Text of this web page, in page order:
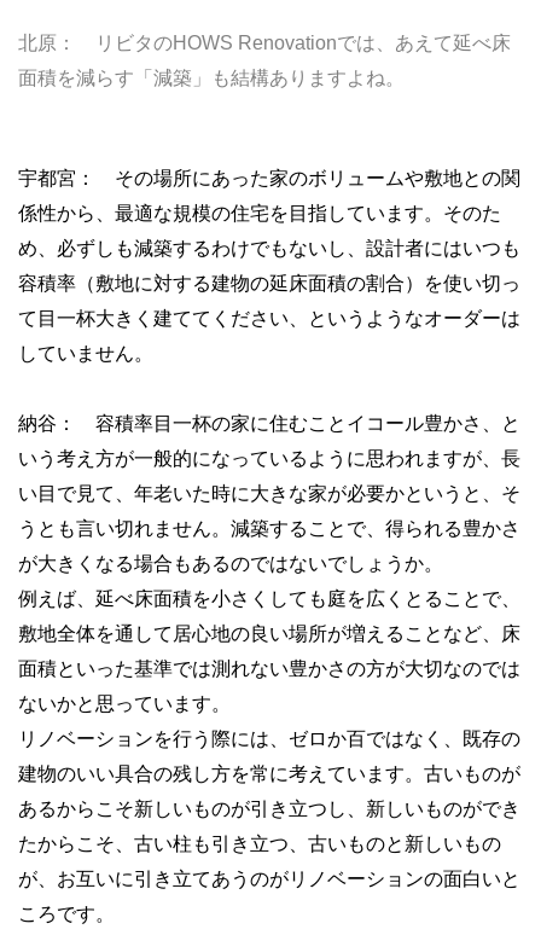
北原： リビタのHOWS Renovationでは、あえて延べ床
面積を減らす「減築」も結構ありますよね。
宇都宮： その場所にあった家のボリュームや敷地との関
係性から、最適な規模の住宅を目指しています。そのた
め、必ずしも減築するわけでもないし、設計者にはいつも
容積率（敷地に対する建物の延床面積の割合）を使い切っ
て目一杯大きく建ててください、というようなオーダーは
していません。
納谷： 容積率目一杯の家に住むことイコール豊かさ、と
いう考え方が一般的になっているように思われますが、長
い目で見て、年老いた時に大きな家が必要かというと、そ
うとも言い切れません。減築することで、得られる豊かさ
が大きくなる場合もあるのではないでしょうか。
例えば、延べ床面積を小さくしても庭を広くとることで、
敷地全体を通して居心地の良い場所が増えることなど、床
面積といった基準では測れない豊かさの方が大切なのでは
ないかと思っています。
リノベーションを行う際には、ゼロか百ではなく、既存の
建物のいい具合の残し方を常に考えています。古いものが
あるからこそ新しいものが引き立つし、新しいものができ
たからこそ、古い柱も引き立つ、古いものと新しいもの
が、お互いに引き立てあうのがリノベーションの面白いと
ころです。